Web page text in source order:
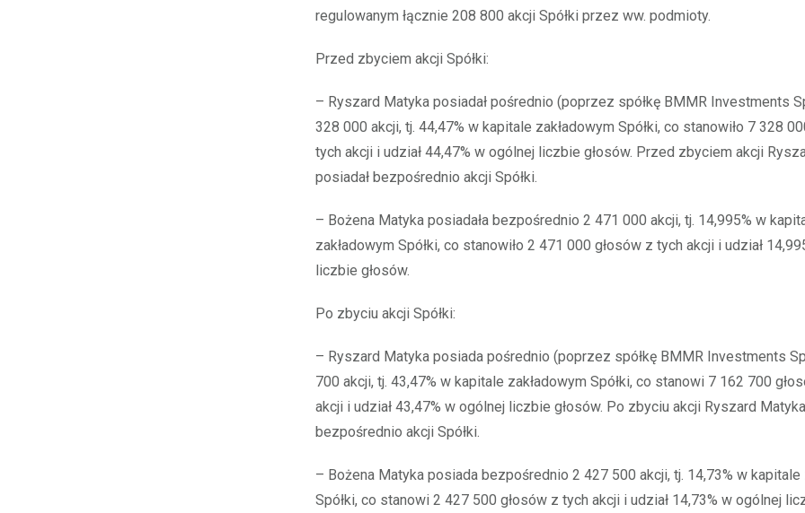
regulowanym łącznie 208 800 akcji Spółki przez ww. podmioty.
Przed zbyciem akcji Spółki:
– Ryszard Matyka posiadał pośrednio (poprzez spółkę BMMR Investments
328 000 akcji, tj. 44,47% w kapitale zakładowym Spółki, co stanowiło 7 328
tych akcji i udział 44,47% w ogólnej liczbie głosów. Przed zbyciem akcji
posiadał bezpośrednio akcji Spółki.
– Bożena Matyka posiadała bezpośrednio 2 471 000 akcji, tj. 14,995% w
zakładowym Spółki, co stanowiło 2 471 000 głosów z tych akcji i udział
liczbie głosów.
Po zbyciu akcji Spółki:
– Ryszard Matyka posiada pośrednio (poprzez spółkę BMMR Investments
700 akcji, tj. 43,47% w kapitale zakładowym Spółki, co stanowi 7 162 700
akcji i udział 43,47% w ogólnej liczbie głosów. Po zbyciu akcji Ryszard
bezpośrednio akcji Spółki.
– Bożena Matyka posiada bezpośrednio 2 427 500 akcji, tj. 14,73% w kapitale
Spółki, co stanowi 2 427 500 głosów z tych akcji i udział 14,73% w ogólnej